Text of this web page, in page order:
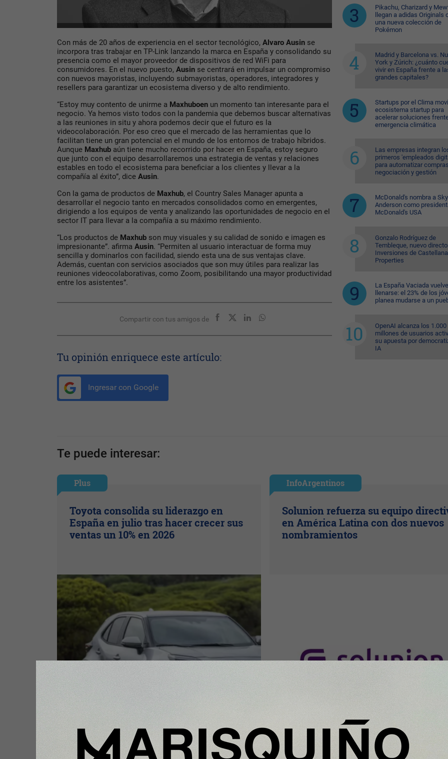
Con más de 20 años de experiencia en el sector tecnológico, Alvaro Ausin se
incorpora tras trabajar en TP-Link lanzando la marca en España y consolidando su
presencia como el mayor proveedor de dispositivos de red WiFi para
consumidores. En el nuevo puesto, Ausin se centrará en impulsar un compromiso
con nuevos mayoristas, incluyendo submayoristas, operadores, integradores y
resellers para garantizar un ecosistema diverso y de alto rendimiento.
“Estoy muy contento de unirme a Maxhuboen un momento tan interesante para el
negocio. Ya hemos visto todos con la pandemia que debemos buscar alternativas
a las reuniones in situ y ahora podemos decir que el futuro es la
videocolaboración. Por eso creo que el mercado de las herramientas que lo
facilitan tiene un gran potencial en el mundo de los entornos de trabajo híbridos.
Aunque Maxhub aún tiene mucho recorrido por hacer en España, estoy seguro
que junto con el equipo desarrollaremos una estrategia de ventas y relaciones
estables en todo el ecosistema para beneficiar a los clientes y llevar a la
compañía al éxito”, dice Ausin.
Con la gama de productos de Maxhub, el Country Sales Manager apunta a
desarrollar el negocio tanto en mercados consolidados como en emergentes,
dirigiendo a los equipos de venta y analizando las oportunidades de negocio en el
sector IT para llevar a la compañía a su máximo rendimiento.
“Los productos de Maxhub son muy visuales y su calidad de sonido e imagen es
impresionante”. afirma Ausin. “Permiten al usuario interactuar de forma muy
sencilla y dominarlos con facilidad, siendo esta una de sus ventajas clave.
Además, cuentan con servicios asociados que son muy útiles para realizar las
reuniones videocolaborativas, como Zoom, posibilitando una mayor productividad
entre los asistentes”.
Compartir con tus amigos de
Tu opinión enriquece este artículo:
Ingresar con Google
Pikachu, Charizard y
llegan a adidas Originals
una nueva colección de
Pokémon
Madrid y Barcelona vs.
York y Zúrich: ¿cuánto
vivir en España frente a
grandes capitales?
Startups por el Clima
ecosistema startup para
acelerar soluciones
emergencia climática
Las empresas integran
primeros 'empleados
para automatizar
negociación y gestión
McDonald's nombra a
Anderson como
McDonald's USA
Gonzalo Rodríguez de
Tembleque, nuevo
Inversiones de Castellana
Properties
La España Vaciada
llenarse: el 23% de los
planea mudarse a un
OpenAI alcanza los 1.000
millones de usuarios
su apuesta por
IA
Te puede interesar:
Plus
Toyota consolida su liderazgo en
España en julio tras hacer crecer sus
ventas un 10% en 2026
InfoArgentinos
Solunion refuerza su equipo
en América Latina con dos nuevos
nombramientos